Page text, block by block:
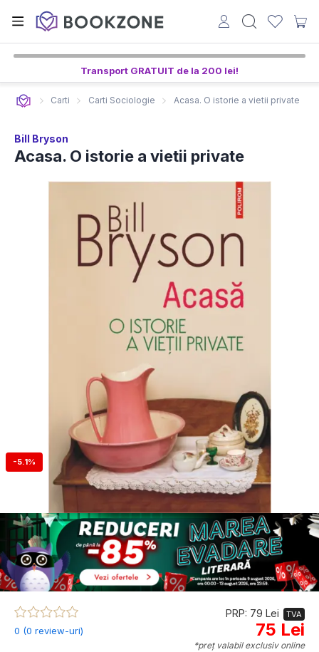
Transport GRATUIT de la 200 lei!
Carti Carti Sociologie Acasa. O istorie a vietii private
Bill Bryson
Acasa. O istorie a vietii private
-5.1%
0 (0 review-uri)
PRP: 79 Lei TVA
75 Lei
*preț valabil exclusiv online